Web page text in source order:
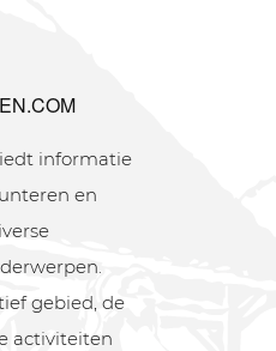
informatie
en
gebied, de
activiteiten